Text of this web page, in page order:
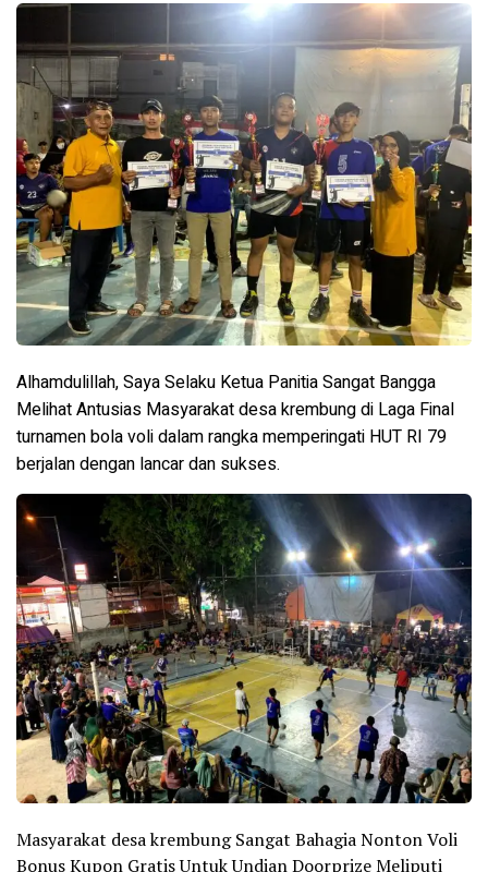
Alhamdulillah, Saya Selaku Ketua Panitia Sangat Bangga
Melihat Antusias Masyarakat desa krembung di Laga Final
turnamen bola voli dalam rangka memperingati HUT RI 79
berjalan dengan lancar dan sukses.
Masyarakat desa krembung Sangat Bahagia Nonton Voli
Bonus Kupon Gratis Untuk Undian Doorprize Meliputi